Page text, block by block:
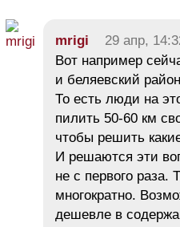
mrigi 29 апр,
Вот например
и беляевский
То есть люди на
пилить 50-60 км
чтобы решить
И решаются эти
не с первого раза.
многократно.
дешевле в